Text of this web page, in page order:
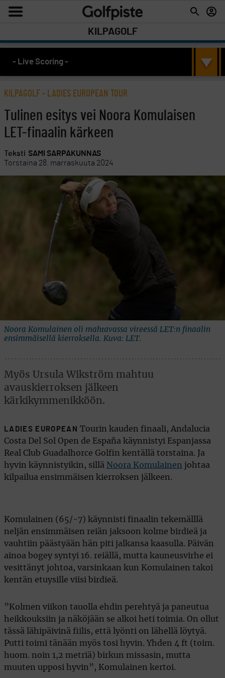
KILPAGOLF
- Live Scoring -
KILPAGOLF - LADIES EUROPEAN TOUR
Tulinen esitys vei Noora Komulaisen
LET-finaalin kärkeen
Teksti SAMI SARPAKUNNAS
Torstaina 28. marraskuuta 2024
Noora Komulainen oli mahtavassa vireessä LET:n finaalin
ensimmäisellä kierroksella. Kuva: LET.
Myös Ursula Wikström mahtuu
avauskierroksen jälkeen
kärkikymmenikköön.
LADIES EUROPEAN Tourin kauden finaali, Andalucia
Costa Del Sol Open de España käynnistyi Espanjassa
Real Club Guadalhorce Golfin kentällä torstaina. Ja
hyvin käynnistyikin, sillä Noora Komulainen johtaa
kilpailua ensimmäisen kierroksen jälkeen.
Komulainen (65/-7) käynnisti finaalin tekemälllä
neljän ensimmäisen reiän jaksoon kolme birdieä ja
vauhtiin päästyään hän piti jalkansa kaasulla. Päivän
ainoa bogey syntyi 16. reiällä, mutta kauneusvirhe ei
vesittänyt johtoa, varsinkaan kun Komulainen takoi
kentän etuysille viisi birdieä.
”Kolmen viikon tauolla ehdin perehtyä ja paneutua
heikkouksiin ja näköjään se alkoi heti toimia. On ollut
tässä lähipäivinä fiilis, että lyönti on lähellä löytyä.
Putti toimi tänään myös tosi hyvin. Yhden 4 ft (toim.
huom. noin 1,2 metriä) birkun missasin, mutta
muuten upposi hyvin”, Komulainen kertoi.